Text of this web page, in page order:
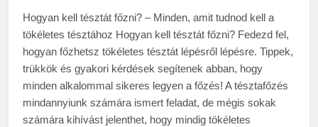
Hogyan kell tésztát főzni? – Minden, amit tudnod kell a
tökéletes tésztához Hogyan kell tésztát főzni? Fedezd fel,
hogyan főzhetsz tökéletes tésztát lépésről lépésre. Tippek,
trükkök és gyakori kérdések segítenek abban, hogy
minden alkalommal sikeres legyen a főzés! A tésztafőzés
mindannyiunk számára ismert feladat, de mégis sokak
számára kihívást jelenthet, hogy mindig tökéletes